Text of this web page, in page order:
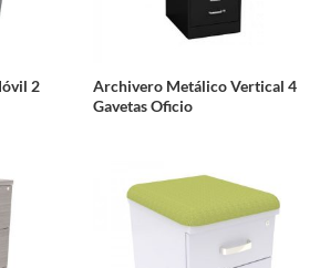
2
Archivero Metálico Vertical 4
Gavetas Oficio